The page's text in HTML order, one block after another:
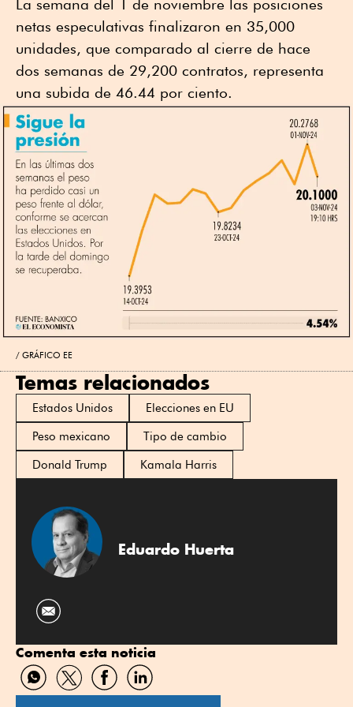
La semana del 1 de noviembre las posiciones
netas especulativas finalizaron en 35,000
unidades, que comparado al cierre de hace
dos semanas de 29,200 contratos, representa
una subida de 46.44 por ciento.
GRÁFICO EE
Temas relacionados
Estados Unidos
Elecciones en EU
Peso mexicano
Tipo de cambio
Donald Trump
Kamala Harris
Eduardo Huerta
Comenta esta noticia
Compartir
por
Compartir
por
Compartir
por
Compartir
por